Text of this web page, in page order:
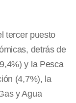
tercer puesto
detrás de
y la Pesca
(4,7%), la
y Agua